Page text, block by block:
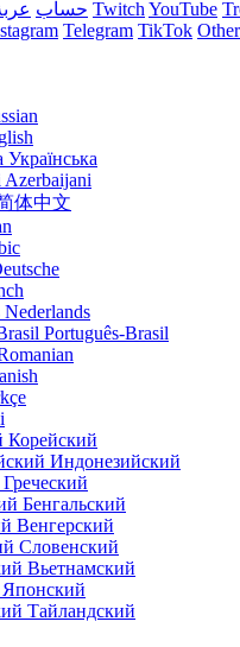
حساب Twitch YouTube
Telegram TikTok
Українська
Azerbaijani
体中文
Nederlands
Português-Brasil
Корейский
Индонезийский
Греческий
Бенгальский
Венгерский
Словенский
Вьетнамский
Японский
Тайландский